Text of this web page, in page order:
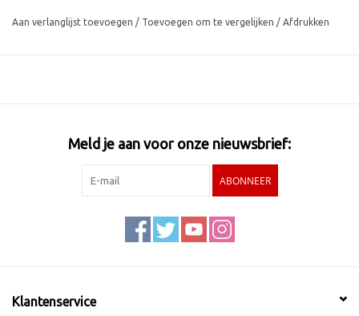
Aan verlanglijst toevoegen / Toevoegen om te vergelijken / Afdrukken
Meld je aan voor onze nieuwsbrief:
ABONNEER
Klantenservice